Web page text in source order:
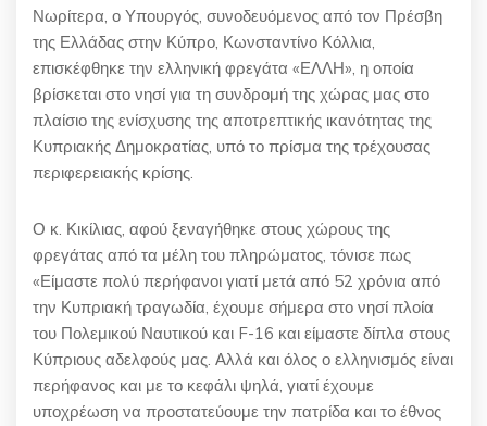
Νωρίτερα, ο Υπουργός, συνοδευόμενος από τον Πρέσβη
της Ελλάδας στην Κύπρο, Κωνσταντίνο Κόλλια,
επισκέφθηκε την ελληνική φρεγάτα «ΕΛΛΗ», η οποία
βρίσκεται στο νησί για τη συνδρομή της χώρας μας στο
πλαίσιο της ενίσχυσης της αποτρεπτικής ικανότητας της
Κυπριακής Δημοκρατίας, υπό το πρίσμα της τρέχουσας
περιφερειακής κρίσης.
Ο κ. Κικίλιας, αφού ξεναγήθηκε στους χώρους της
φρεγάτας από τα μέλη του πληρώματος, τόνισε πως
«Είμαστε πολύ περήφανοι γιατί μετά από 52 χρόνια από
την Κυπριακή τραγωδία, έχουμε σήμερα στο νησί πλοία
του Πολεμικού Ναυτικού και F-16 και είμαστε δίπλα στους
Κύπριους αδελφούς μας. Αλλά και όλος ο ελληνισμός είναι
περήφανος και με το κεφάλι ψηλά, γιατί έχουμε
υποχρέωση να προστατεύουμε την πατρίδα και το έθνος